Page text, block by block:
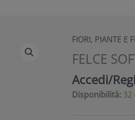
FIORI, PIANTE E
FELCE
Accedi/
Disponibilità: 32